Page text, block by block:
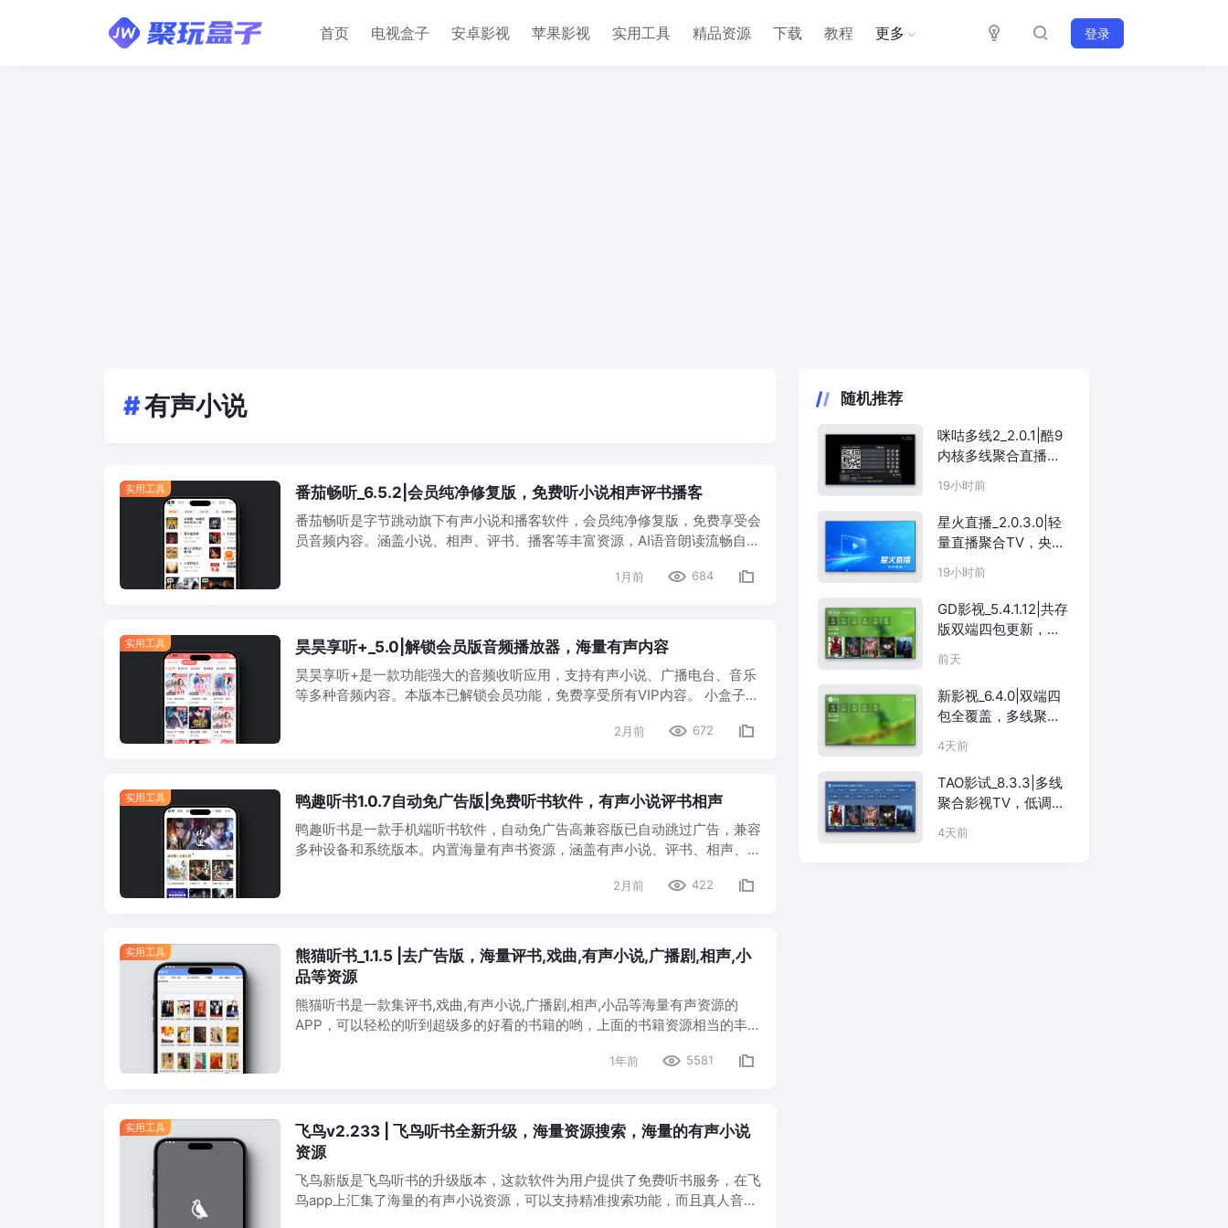
首页 电视盒子 安卓影视 苹果影视 实用工具 精品资源 下载 教程 更多 登录
#有声小说
实用工具 番茄畅听_6.5.2|会员纯净修复版，免费听小说相声评书播客
番茄畅听是字节跳动旗下有声小说和播客软件，会员纯净修复版，免费享受会
员音频内容。涵盖小说、相声、评书、播客等丰富资源，AI语音朗读流畅自
1月前 684
实用工具 昊昊享听+_5.0|解锁会员版音频播放器，海量有声内容
昊昊享听+是一款功能强大的音频收听应用，支持有声小说、广播电台、音乐
等多种音频内容。本版本已解锁会员功能，免费享受所有VIP内容。 小盒子
2月前 672
实用工具 鸭趣听书1.0.7自动免广告版|免费听书软件，有声小说评书相声
鸭趣听书是一款手机端听书软件，自动免广告高兼容版已自动跳过广告，兼容
多种设备和系统版本。内置海量有声书资源，涵盖有声小说、评书、相声、广
2月前 422
实用工具
熊猫听书_1.1.5 |去广告版，海量评书,戏曲,有声小说,广播剧,相声,小
品等资源
熊猫听书是一款集评书,戏曲,有声小说,广播剧,相声,小品等海量有声资源的
APP，可以轻松的听到超级多的好看的书籍的哟，上面的书籍资源相当的丰富
1年前 5581
实用工具
飞鸟v2.233 | 飞鸟听书全新升级，海量资源搜索，海量的有声小说
资源
飞鸟新版是飞鸟听书的升级版本，这款软件为用户提供了免费听书服务，在飞
鸟app上汇集了海量的有声小说资源，可以支持精准搜索功能，而且真人音色
随机推荐
咪咕多线2_2.0.1|酷9
内核多线聚合直播
TV，央视卫视一搜即
看
19小时前
星火直播_2.0.3.0|轻
量直播聚合TV，央视
卫视全覆盖
19小时前
GD影视_5.4.1.12|共存
版双端四包更新，
TV+手机互不干扰
前天
新影视_6.4.0|双端四
包全覆盖，多线聚合
TV+手机
4天前
TAO影试_8.3.3|多线
聚合影视TV，低调务
实的追剧之选
4天前